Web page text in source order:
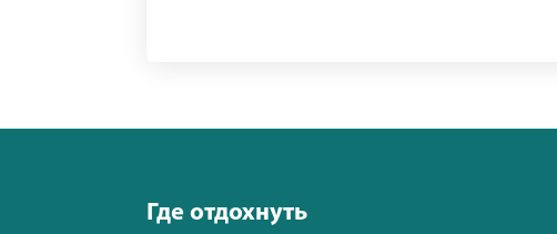
Где отдохнуть